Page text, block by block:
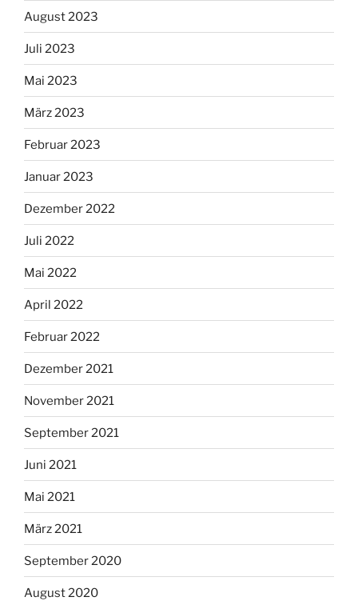
August 2023
Juli 2023
Mai 2023
März 2023
Februar 2023
Januar 2023
Dezember 2022
Juli 2022
Mai 2022
April 2022
Februar 2022
Dezember 2021
November 2021
September 2021
Juni 2021
Mai 2021
März 2021
September 2020
August 2020